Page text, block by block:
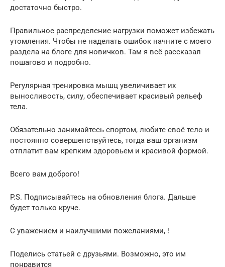
достаточно быстро.
Правильное распределение нагрузки поможет избежать
утомления. Чтобы не наделать ошибок начните с моего
раздела на блоге для новичков. Там я всё рассказал
пошагово и подробно.
Регулярная тренировка мышц увеличивает их
выносливость, силу, обеспечивает красивый рельеф
тела.
Обязательно занимайтесь спортом, любите своё тело и
постоянно совершенствуйтесь, тогда ваш организм
отплатит вам крепким здоровьем и красивой формой.
Всего вам доброго!
P.S. Подписывайтесь на обновления блога. Дальше
будет только круче.
С уважением и наилучшими пожеланиями, !
Поделись статьей с друзьями. Возможно, это им
понравится